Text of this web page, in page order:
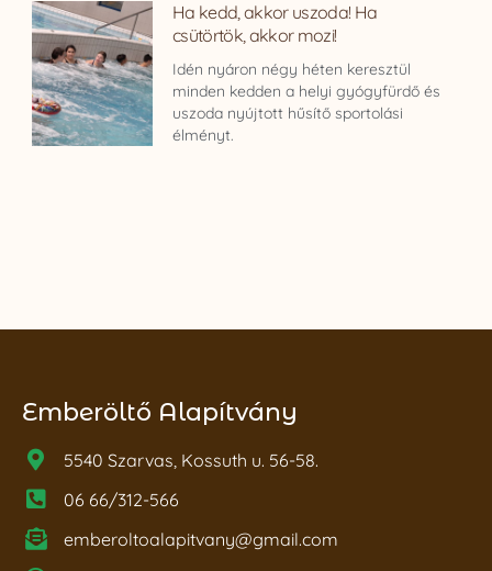
Ha kedd, akkor uszoda! Ha
csütörtök, akkor mozi!
Idén nyáron négy héten keresztül
minden kedden a helyi gyógyfürdő és
uszoda nyújtott hűsítő sportolási
élményt.
Emberöltő Alapítvány
5540 Szarvas, Kossuth u. 56-58.
06 66/312-566
emberoltoalapitvany@gmail.com